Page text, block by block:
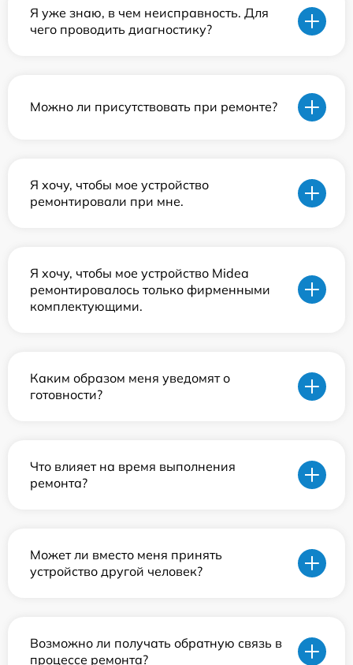
Я уже знаю, в чем неисправность. Для
чего проводить диагностику?
Можно ли присутствовать при ремонте?
Я хочу, чтобы мое устройство
ремонтировали при мне.
Я хочу, чтобы мое устройство Midea
ремонтировалось только фирменными
комплектующими.
Каким образом меня уведомят о
готовности?
Что влияет на время выполнения
ремонта?
Может ли вместо меня принять
устройство другой человек?
Возможно ли получать обратную связь в
процессе ремонта?